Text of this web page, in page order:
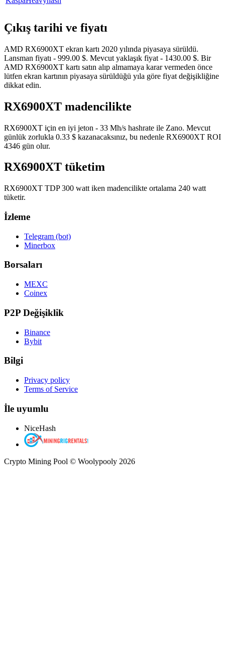
Çıkış tarihi ve fiyatı
AMD RX6900XT ekran kartı 2020 yılında piyasaya sürüldü.
Lansman fiyatı - 999.00 $. Mevcut yaklaşık fiyat - 1430.00 $. Bir
AMD RX6900XT kartı satın alıp almamaya karar vermeden önce
lütfen ekran kartının piyasaya sürüldüğü yıla göre fiyat değişikliğine
dikkat edin.
RX6900XT madencilikte
RX6900XT için en iyi jeton - 33 Mh/s hashrate ile Zano. Mevcut
günlük zorlukla 0.33 $ kazanacaksınız, bu nedenle RX6900XT ROI
4346 gün olur.
RX6900XT tüketim
RX6900XT TDP 300 watt iken madencilikte ortalama 240 watt
tüketir.
İzleme
Telegram (bot)
Minerbox
Borsaları
MEXC
Coinex
P2P Değişiklik
Binance
Bybit
Bilgi
Privacy policy
Terms of Service
İle uyumlu
NiceHash
Crypto Mining Pool © Woolypooly 2026